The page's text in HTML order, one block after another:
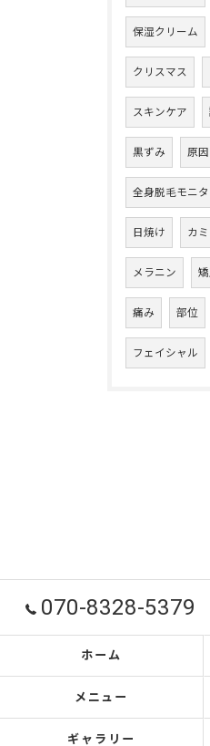
保湿クリーム
クリスマス
スキンケア
黒ずみ 原因
全身脱毛モニ
日焼け カ
メラニン
痛み 部位
フェイシャル
070-8328-5379
ホーム
メニュー
ギャラリー